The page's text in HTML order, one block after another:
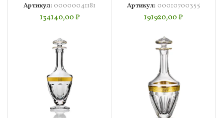
Артикул: 00000041181
134140,00₽
Артикул: 00010700355
191920,00₽